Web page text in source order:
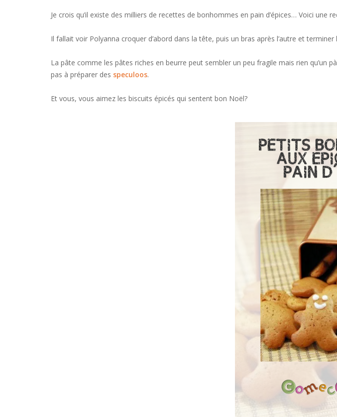
Je crois qu’il existe des milliers de recettes de bonhommes en pain d’épices… Voici une
Il fallait voir Polyanna croquer d’abord dans la tête, puis un bras après l’autre et
La pâte comme les pâtes riches en beurre peut sembler un peu fragile mais rien qu’un
pas à préparer des speculoos.
Et vous, vous aimez les biscuits épicés qui sentent bon Noël?